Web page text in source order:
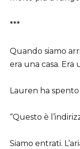
***
Quando siamo
era una casa. Era
Lauren ha spento
“Questo è
Siamo entrati.